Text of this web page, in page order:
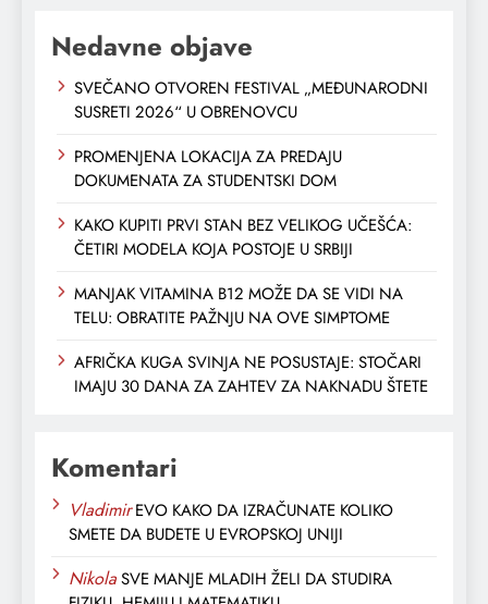
Nedavne objave
SVEČANO OTVOREN FESTIVAL „MEĐUNARODNI
SUSRETI 2026“ U OBRENOVCU
PROMENJENA LOKACIJA ZA PREDAJU
DOKUMENATA ZA STUDENTSKI DOM
KAKO KUPITI PRVI STAN BEZ VELIKOG UČEŠĆA:
ČETIRI MODELA KOJA POSTOJE U SRBIJI
MANJAK VITAMINA B12 MOŽE DA SE VIDI NA
TELU: OBRATITE PAŽNJU NA OVE SIMPTOME
AFRIČKA KUGA SVINJA NE POSUSTAJE: STOČARI
IMAJU 30 DANA ZA ZAHTEV ZA NAKNADU ŠTETE
Komentari
Vladimir EVO KAKO DA IZRAČUNATE KOLIKO
SMETE DA BUDETE U EVROPSKOJ UNIJI
NikolaSVE MANJE MLADIH ŽELI DA STUDIRA